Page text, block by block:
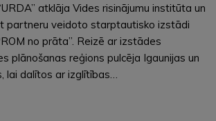
atklāja Vides risinājumu institūta un
partneru veidoto starptautisko izstādi
no prāta”. Reizē ar izstādes
plānošanas reģions pulcēja Igaunijas un
lai dalītos ar izglītības…